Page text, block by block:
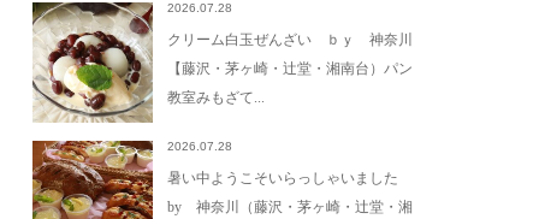
2026.07.28
クリーム白玉ぜんざい ｂｙ 神奈川
【藤沢・茅ヶ崎・辻堂・湘南台）パン
教室みもざて...
2026.07.28
暑い中ようこそいらっしゃいました
by 神奈川（藤沢・茅ヶ崎・辻堂・湘